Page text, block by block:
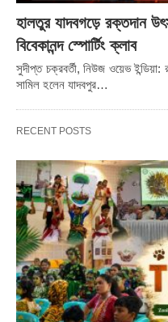
হালতুর যাদবগড়ে রক্তদান
বিবেকানন্দ স্পোর্টিং ক্লাব
সুদীপ্ত চক্রবর্তী, নিউজ ওয়েভ
সামিল হলেন যাদবপুর…
RECENT POSTS